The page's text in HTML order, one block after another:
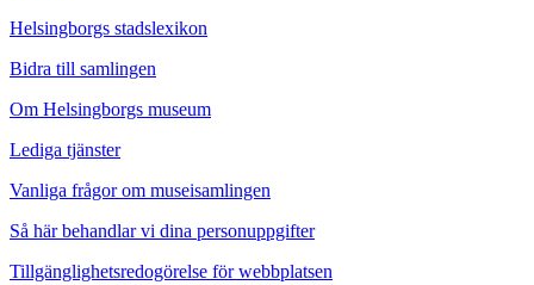
Helsingborgs stadslexikon
Bidra till samlingen
Om Helsingborgs museum
Lediga tjänster
Vanliga frågor om museisamlingen
Så här behandlar vi dina personuppgifter
Tillgänglighetsredogörelse för webbplatsen